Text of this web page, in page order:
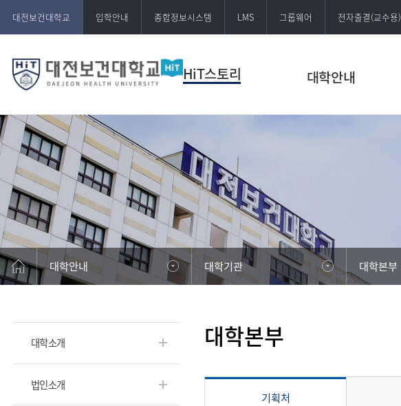
대전보건대학교 입학안내 종합정보시스템 LMS 그룹웨어 전자출결(교수용)
HiT스토리 대학안내
대학안내 대학기관 대학본부
대학소개
법인소개
대학본부
기획처